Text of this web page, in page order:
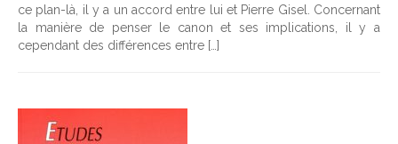
ce plan-là, il y a un accord entre lui et Pierre Gisel. Concernant
la manière de penser le canon et ses implications, il y a
cependant des différences entre […]